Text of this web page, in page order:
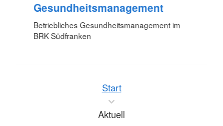
Gesundheitsmanagement
Betriebliches Gesundheitsmanagement im
BRK Südfranken
Start
Aktuell